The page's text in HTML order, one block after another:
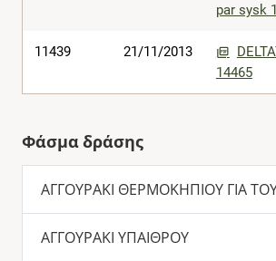
par sysk
11439 21/11/2013
14465
Φάσμα δράσης
ΑΓΓΟΥΡΑΚΙ ΘΕΡΜΟΚΗΠΙΟΥ ΓΙΑ
ΑΓΓΟΥΡΑΚΙ ΥΠΑΙΘΡΟΥ